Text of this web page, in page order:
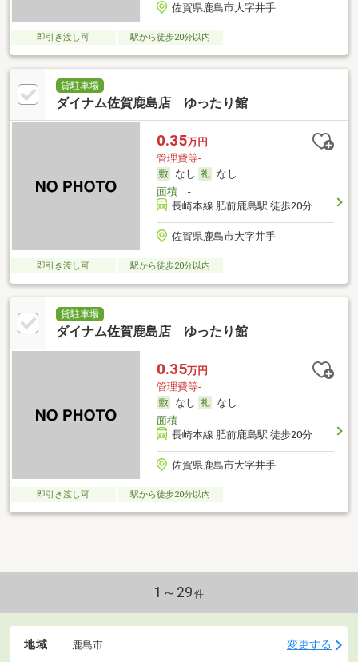
佐賀県鹿島市大字井手
即引き渡し可 駅から徒歩20分以内
貸駐車場
ダイナム佐賀鹿島店 ゆったり館
0.35万円
管理費等-
なし
なし
面積-
長崎本線 肥前鹿島駅 徒歩20分
佐賀県鹿島市大字井手
即引き渡し可 駅から徒歩20分以内
貸駐車場
ダイナム佐賀鹿島店 ゆったり館
0.35万円
管理費等-
なし
なし
面積-
長崎本線 肥前鹿島駅 徒歩20分
佐賀県鹿島市大字井手
即引き渡し可 駅から徒歩20分以内
1～29 件
地域 鹿島市 変更する